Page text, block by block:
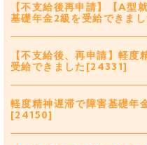
【不支給後再申請】【A型
基礎年金2級を受給できま
【不支給後、再申請】軽
受給できました[24331]
軽度精神遅滞で障害基礎年
[24150]